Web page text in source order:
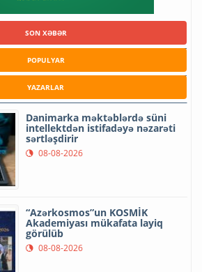
SON XƏBƏR
POPULYAR
YAZARLAR
Danimarka məktəblərdə süni
intellektdən istifadəyə nəzarəti
sərtləşdirir
08-08-2026
“Azərkosmos”un KOSMİK
Akademiyası mükafata layiq
görülüb
08-08-2026